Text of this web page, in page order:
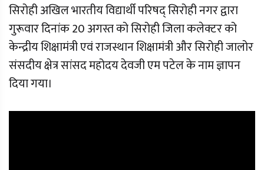
सिरोही अखिल भारतीय विद्यार्थी परिषद् सिरोही नगर द्वारा
गुरूवार दिनांक 20 अगस्त को सिरोही जिला कलेक्टर को
केन्द्रीय शिक्षामंत्री एवं राजस्थान शिक्षामंत्री और सिरोही जालोर
संसदीय क्षेत्र सांसद महोदय देवजी एम पटेल के नाम ज्ञापन
दिया गया।